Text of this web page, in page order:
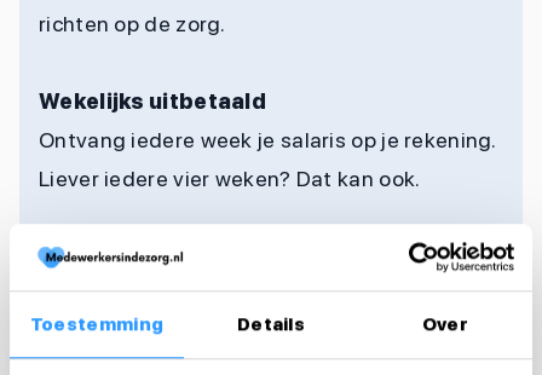
Toestemming Details Over
richten op de zorg.
Wekelijks uitbetaald
Ontvang iedere week je salaris op je rekening.
Liever iedere vier weken? Dat kan ook.
Meld je direct aan